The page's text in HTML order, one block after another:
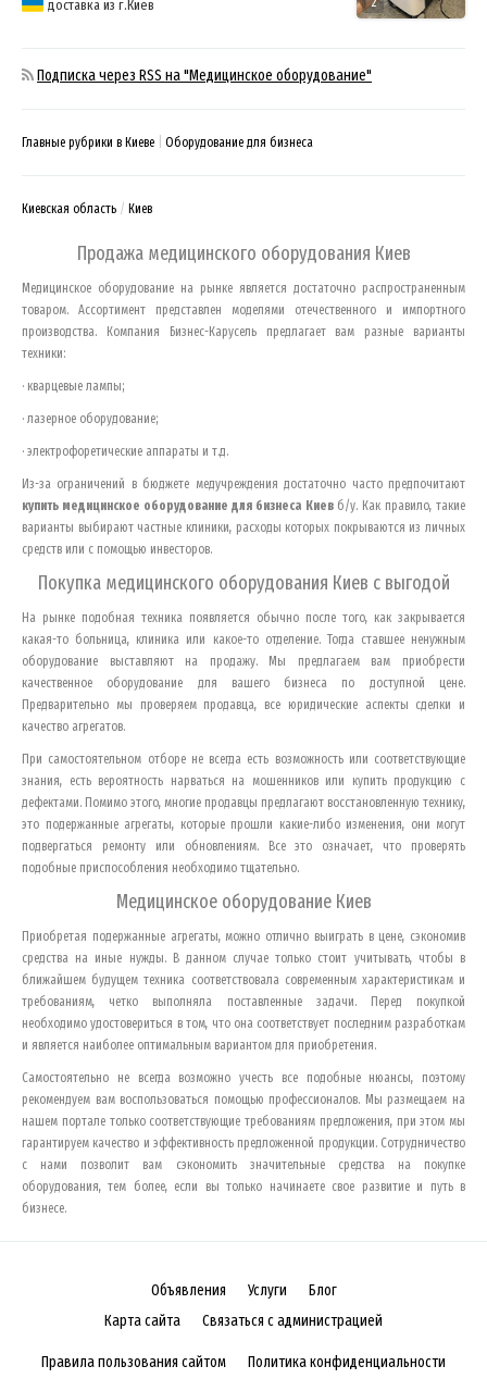
доставка из г.Киев
Подписка через RSS на "Медицинское оборудование"
Главные рубрики в Киеве Оборудование для бизнеса
Киевская область Киев
Продажа медицинского оборудования Киев
Медицинское оборудование на рынке является достаточно распространенным
товаром. Ассортимент представлен моделями отечественного и импортного
производства. Компания Бизнес-Карусель предлагает вам разные варианты
техники:
· кварцевые лампы;
· лазерное оборудование;
· электрофоретические аппараты и т.д.
Из-за ограничений в бюджете медучреждения достаточно часто предпочитают
купить медицинское оборудование для бизнеса Киев б/у. Как правило, такие
варианты выбирают частные клиники, расходы которых покрываются из личных
средств или с помощью инвесторов.
Покупка медицинского оборудования Киев с выгодой
На рынке подобная техника появляется обычно после того, как закрывается
какая-то больница, клиника или какое-то отделение. Тогда ставшее ненужным
оборудование выставляют на продажу. Мы предлагаем вам приобрести
качественное оборудование для вашего бизнеса по доступной цене.
Предварительно мы проверяем продавца, все юридические аспекты сделки и
качество агрегатов.
При самостоятельном отборе не всегда есть возможность или соответствующие
знания, есть вероятность нарваться на мошенников или купить продукцию с
дефектами. Помимо этого, многие продавцы предлагают восстановленную технику,
это подержанные агрегаты, которые прошли какие-либо изменения, они могут
подвергаться ремонту или обновлениям. Все это означает, что проверять
подобные приспособления необходимо тщательно.
Медицинское оборудование Киев
Приобретая подержанные агрегаты, можно отлично выиграть в цене, сэкономив
средства на иные нужды. В данном случае только стоит учитывать, чтобы в
ближайшем будущем техника соответствовала современным характеристикам и
требованиям, четко выполняла поставленные задачи. Перед покупкой
необходимо удостовериться в том, что она соответствует последним разработкам
и является наиболее оптимальным вариантом для приобретения.
Самостоятельно не всегда возможно учесть все подобные нюансы, поэтому
рекомендуем вам воспользоваться помощью профессионалов. Мы размещаем на
нашем портале только соответствующие требованиям предложения, при этом мы
гарантируем качество и эффективность предложенной продукции. Сотрудничество
с нами позволит вам сэкономить значительные средства на покупке
оборудования, тем более, если вы только начинаете свое развитие и путь в
бизнесе.
Объявления Услуги
Блог
Карта сайта
Связаться с администрацией
Правила пользования сайтом Политика конфиденциальности